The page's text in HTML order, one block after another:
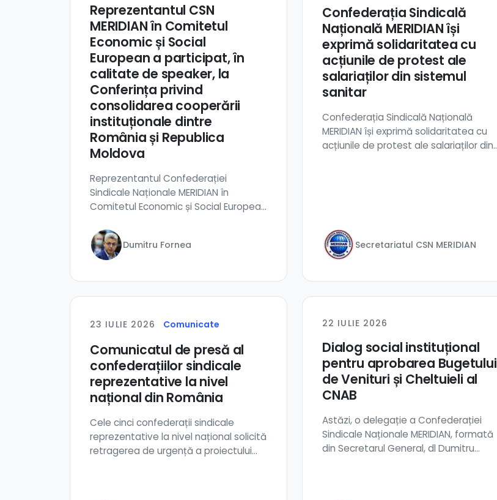
Reprezentantul CSN
MERIDIAN în Comitetul
Economic și Social
European a participat, în
calitate de speaker, la
Conferința privind
consolidarea cooperării
instituționale dintre
România și Republica
Moldova
Reprezentantul Confederației
Sindicale Naționale MERIDIAN în
Comitetul Economic și Social European
Dumitru Fornea
Confederația Sindicală
Națională MERIDIAN își
exprimă solidaritatea cu
acțiunile de protest ale
salariaților din sistemul
sanitar
Confederația Sindicală Națională
MERIDIAN își exprimă solidaritatea cu
acțiunile de protest ale salariaților din
Secretariatul CSN MERIDIAN
23 IULIE 2026 Comunicate
Comunicatul de presă al
confederațiilor sindicale
reprezentative la nivel
național din România
Cele cinci confederații sindicale
reprezentative la nivel național solicită
retragerea de urgență a proiectului
22 IULIE 2026
Dialog social instituțional
pentru aprobarea Bugetului
de Venituri și Cheltuieli al
CNAB
Astăzi, o delegație a Confederației
Sindicale Naționale MERIDIAN, formată
din Secretarul General, dl Dumitru